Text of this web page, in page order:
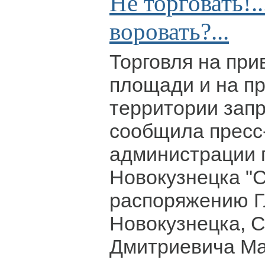
воровать?...
Торговля на
площади и на
территории
сообщила
администрации
Новокузнецка
распоряжению
Новокузнецка,
Дмитриевича